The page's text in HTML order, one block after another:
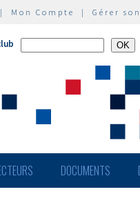
Mon Compte | Gérer
DOCUMENTS